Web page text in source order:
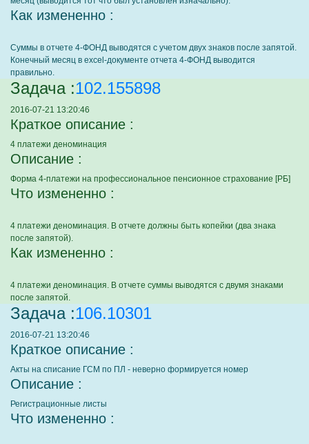
Как измененно :
Суммы в отчете 4-ФОНД выводятся с учетом двух знаков после запятой.
Конечный месяц в excel-документе отчета 4-ФОНД выводится
правильно.
Задача :102.155898
2016-07-21 13:20:46
Краткое описание :
4 платежи деноминация
Описание :
Форма 4-платежи на профессиональное пенсионное страхование [РБ]
Что измененно :
4 платежи деноминация. В отчете должны быть копейки (два знака
после запятой).
Как измененно :
4 платежи деноминация. В отчете суммы выводятся с двумя знаками
после запятой.
Задача :106.10301
2016-07-21 13:20:46
Краткое описание :
Акты на списание ГСМ по ПЛ - неверно формируется номер
Описание :
Регистрационные листы
Что измененно :